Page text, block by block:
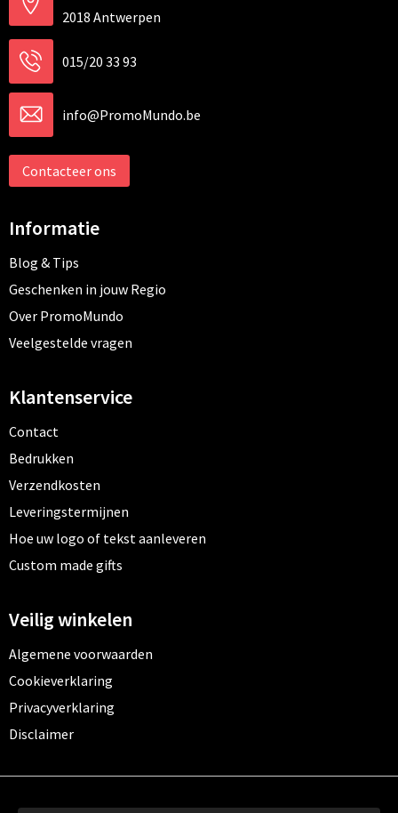
2018 Antwerpen
015/20 33 93
info@PromoMundo.be
Contacteer ons
Informatie
Blog & Tips
Geschenken in jouw Regio
Over PromoMundo
Veelgestelde vragen
Klantenservice
Contact
Bedrukken
Verzendkosten
Leveringstermijnen
Hoe uw logo of tekst aanleveren
Custom made gifts
Veilig winkelen
Algemene voorwaarden
Cookieverklaring
Privacyverklaring
Disclaimer